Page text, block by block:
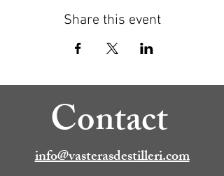
Share this event
Contact
info@vasterasdestilleri.com